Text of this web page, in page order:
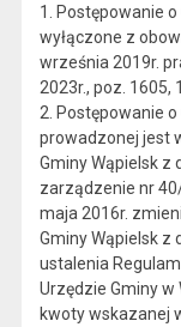
1. Postępowanie
wyłączone z
września 2019r.
2023r., poz. 1605,
2. Postępowanie
prowadzonej jest
Gminy Wąpielsk z
zarządzenie nr
maja 2016r.
Gminy Wąpielsk z
ustalenia
Urzędzie Gminy
kwoty wskazanej